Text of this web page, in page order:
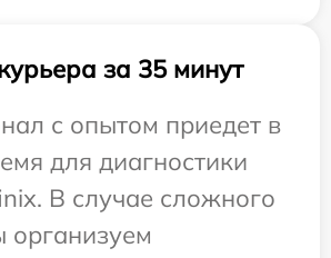
за 35 минут
с опытом приедет в
для диагностики
В случае сложного
организуем